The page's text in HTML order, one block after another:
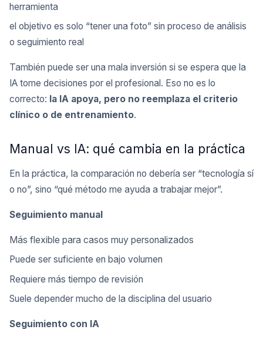
herramienta
el objetivo es solo “tener una foto” sin proceso de análisis
o seguimiento real
También puede ser una mala inversión si se espera que la
IA tome decisiones por el profesional. Eso no es lo
correcto: la IA apoya, pero no reemplaza el criterio
clínico o de entrenamiento.
Manual vs IA: qué cambia en la práctica
En la práctica, la comparación no debería ser “tecnología sí
o no”, sino “qué método me ayuda a trabajar mejor”.
Seguimiento manual
Más flexible para casos muy personalizados
Puede ser suficiente en bajo volumen
Requiere más tiempo de revisión
Suele depender mucho de la disciplina del usuario
Seguimiento con IA